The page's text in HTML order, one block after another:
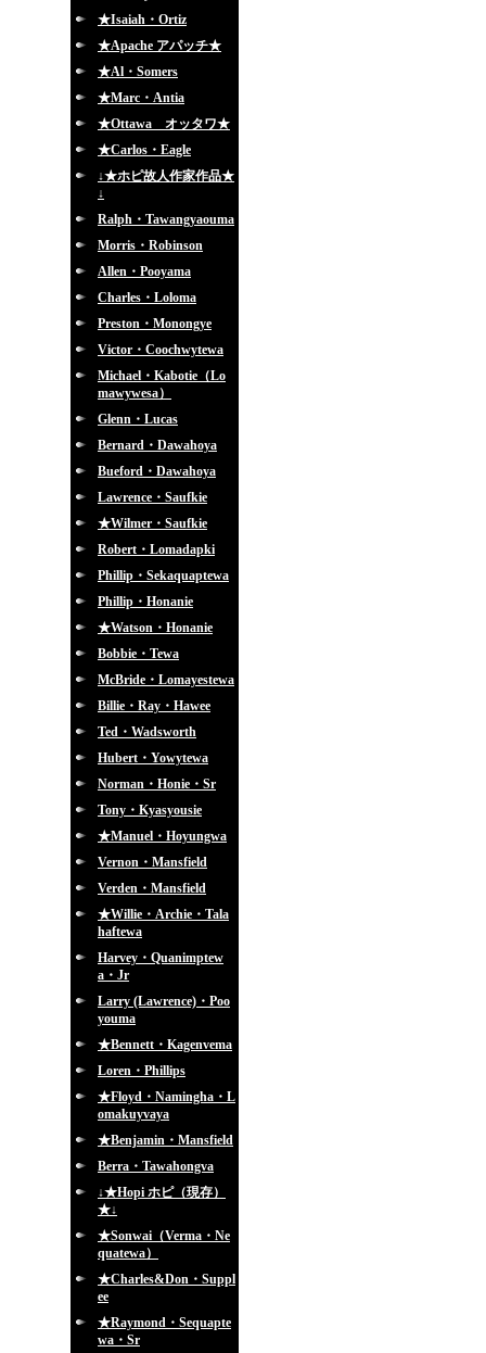
★Isaiah・Ortiz
★Apache アパッチ★
★Al・Somers
★Marc・Antia
★Ottawa オッタワ★
★Carlos・Eagle
↓★ホピ故人作家作品★
↓
Ralph・Tawangyaouma
Morris・Robinson
Allen・Pooyama
Charles・Loloma
Preston・Monongye
Victor・Coochwytewa
Michael・Kabotie（Lo
mawywesa）
Glenn・Lucas
Bernard・Dawahoya
Bueford・Dawahoya
Lawrence・Saufkie
★Wilmer・Saufkie
Robert・Lomadapki
Phillip・Sekaquaptewa
Phillip・Honanie
★Watson・Honanie
Bobbie・Tewa
McBride・Lomayestewa
Billie・Ray・Hawee
Ted・Wadsworth
Hubert・Yowytewa
Norman・Honie・Sr
Tony・Kyasyousie
★Manuel・Hoyungwa
Vernon・Mansfield
Verden・Mansfield
★Willie・Archie・Tala
haftewa
Harvey・Quanimptew
a・Jr
Larry (Lawrence)・Poo
youma
★Bennett・Kagenvema
Loren・Phillips
★Floyd・Namingha・L
omakuyvaya
★Benjamin・Mansfield
Berra・Tawahongva
↓★Hopi ホピ（現存）
★↓
★Sonwai（Verma・Ne
quatewa）
★Charles&Don・Suppl
ee
★Raymond・Sequapte
wa・Sr